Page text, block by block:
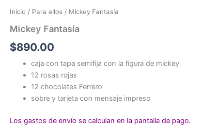
Inicio / Para ellos / Mickey Fantasía
Mickey Fantasía
$890.00
caja con tapa semifija con la figura de mickey
12 rosas rojas
12 chocolates Ferrero
sobre y tarjeta con mensaje impreso
Los gastos de envío se calculan en la pantalla de pago.